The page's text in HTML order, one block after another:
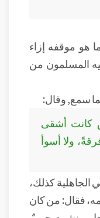
هو موقفه إزاء
المسلمون من
سمع, وقال:
كانت أشقى
ولا أسوأ
الجاهلية كذلك،
فقال: من كان